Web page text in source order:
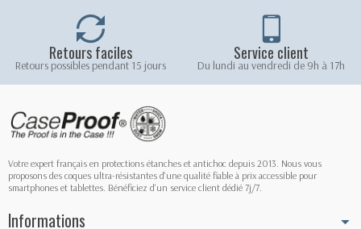
Retours faciles
Retours possibles pendant 15 jours
Service client
Du lundi au vendredi de 9h à 17h
Votre expert français en protections étanches et antichoc depuis 2013. Nous vous
proposons des coques ultra-résistantes d'une qualité fiable à prix accessible pour
smartphones et tablettes. Bénéficiez d'un service client dédié 7j/7.
Informations